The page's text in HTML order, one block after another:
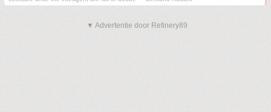
▼ Advertentie door Refinery89